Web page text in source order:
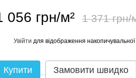
056 грн/м² 1 371 грн/
Увійти для відображення
Купити Замовити швидко